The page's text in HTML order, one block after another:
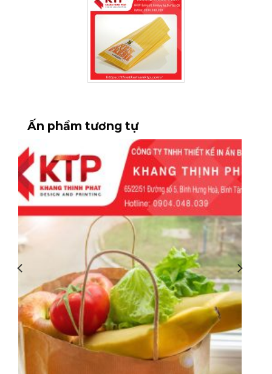
Xu hướng tiêu dùng xanh ngày càng phát
Thân thiện với môi trường.
Tạo thiện cảm với khách hàng.
Đây cũng là một điểm cộng giúp thương
hiệu trở nên chuyên nghiệp hơn.
2. Các chất liệu giấy phổ biến khi in
túi giấy đựng bánh mì
Lựa chọn đúng chất liệu sẽ quyết định trực
tiếp đến khả năng bảo quản bánh cũng như
chi phí sản xuất.
Chất liệu
Đặc điểm nổi
bật
Phù hợp
Giấy Kraf
Màu nâu tự
nhiên, hút dầu
tốt, thân thiện
Bánh mì
truyền thống,
bánh mì que
Ấn phẩm tương tự